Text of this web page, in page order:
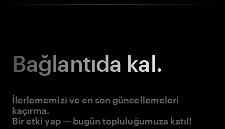
Bağlantıda kal.
İlerlememizi ve en son güncellemeleri
kaçırma.
Bir etki yap — bugün topluluğumuza katıl!